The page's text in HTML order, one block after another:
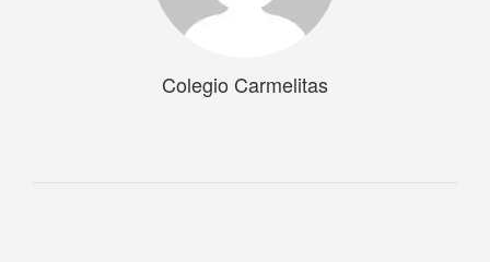
Colegio Carmelitas